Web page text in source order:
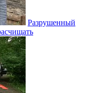
Разрушенный